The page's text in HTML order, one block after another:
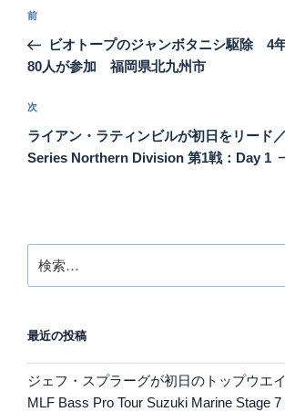
投
ナ
ゲ
ー
シ
前
の
投
前
ビオトープのジャンボタニシ駆除 4
80人が参加 福岡県北九州市
次
の
投
次
ライアン・ラティンビルが初日をリード
Series Northern Division 第1戦：Day 1
索:
最近の投稿
ジェフ・スプラーグが初日のトップウエ
MLF Bass Pro Tour Suzuki Marine Stage 7